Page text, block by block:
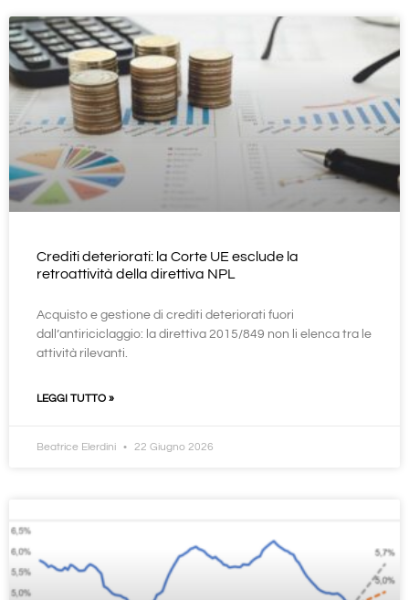
Crediti deteriorati: la Corte UE esclude la
retroattività della direttiva NPL
Acquisto e gestione di crediti deteriorati fuori
dall’antiriciclaggio: la direttiva 2015/849 non li elenca tra le
attività rilevanti.
LEGGI TUTTO »
Beatrice Elerdini 22 Giugno 2026